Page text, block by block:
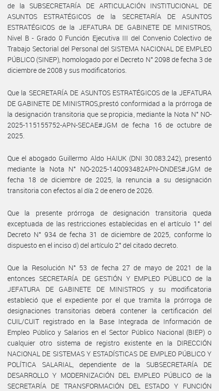
de la SUBSECRETARÍA DE ARTICULACIÓN INSTITUCIONAL DE
ASUNTOS ESTRATÉGICOS de la SECRETARÍA DE ASUNTOS
ESTRATÉGICOS de la JEFATURA DE GABINETE DE MINISTROS,
Nivel B - Grado 0 Función Ejecutiva III del Convenio Colectivo de
Trabajo Sectorial del Personal del SISTEMA NACIONAL DE EMPLEO
PÚBLICO (SINEP), homologado por el Decreto N° 2098 de fecha 3 de
diciembre de 2008 y sus modificatorios.
Que la SECRETARÍA DE ASUNTOS ESTRATÉGICOS de la JEFATURA
DE GABINETE DE MINISTROS,prestó conformidad a la prórroga de
la designación transitoria que se propicia, mediante la Nota N° NO-
2025-115155752-APN-SECAE#JGM de fecha 16 de octubre de
2025.
Que el abogado Guillermo Aldo HAIUK (DNI 30.083.242), presentó
mediante la Nota N° NO-2025-140093482APN-DNDES#JGM de
fecha 18 de diciembre de 2025, la renuncia a su designación
transitoria con efectos al día 2 de enero de 2026.
Que la presente prórroga de designación transitoria queda
exceptuada de las restricciones establecidas en el artículo 1° del
Decreto N° 934 de fecha 31 de diciembre de 2025, conforme lo
dispuesto en el inciso d) del artículo 2° del citado decreto.
Que la Resolución N° 53 de fecha 27 de mayo de 2021 de la
entonces SECRETARÍA DE GESTIÓN Y EMPLEO PÚBLICO de la
JEFATURA DE GABINETE DE MINISTROS y su modificatoria
estableció que el expediente por el que tramita la prórroga de
designaciones transitorias deberá contener la certificación del
CUIL/CUIT registrado en la Base Integrada de Información de
Empleo Público y Salarios en el Sector Público Nacional (BIEP) o
cualquier otro sistema de registro existente en la DIRECCIÓN
NACIONAL DE SISTEMAS Y ESTADÍSTICAS DE EMPLEO PÚBLICO Y
POLÍTICA SALARIAL, dependiente de la SUBSECRETARÍA DE
DESARROLLO Y MODERNIZACIÓN DEL EMPLEO PÚBLICO de la
SECRETARÍA DE TRANSFORMACIÓN DEL ESTADO Y FUNCIÓN